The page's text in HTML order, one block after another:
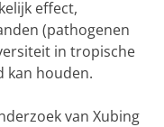
effect,
(pathogenen
in tropische
kan houden.
van Xubing